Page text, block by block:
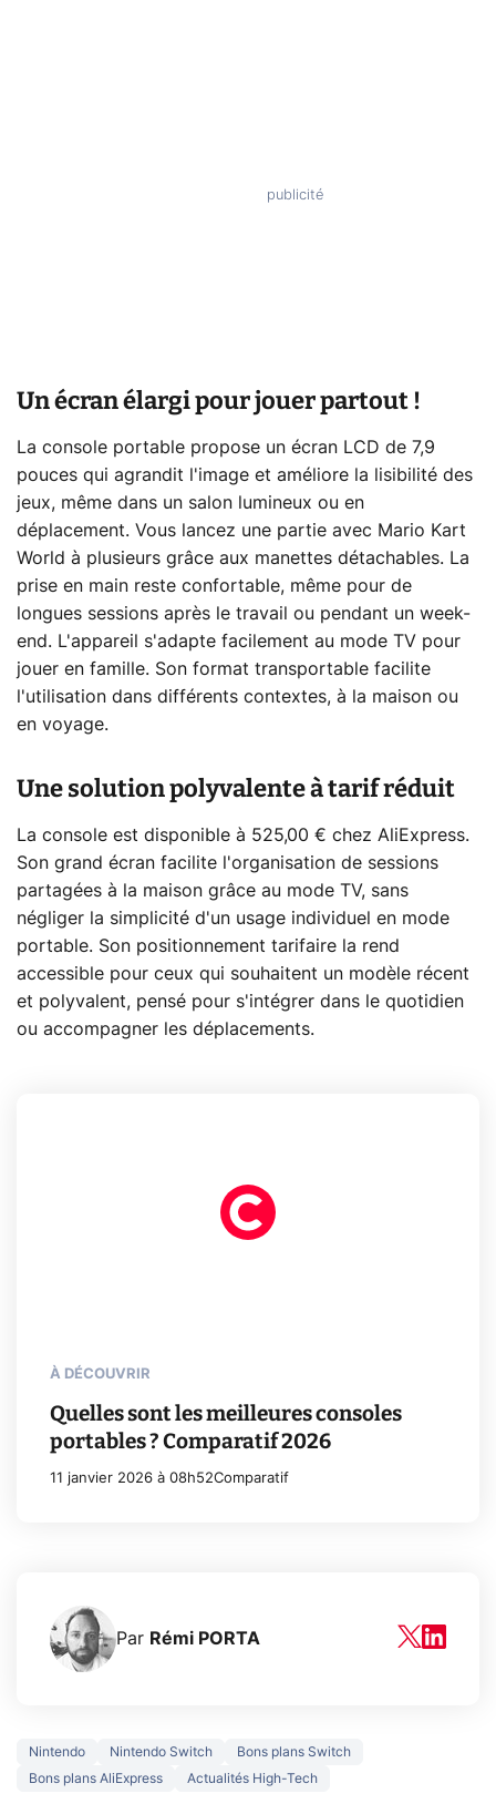
Un écran élargi pour jouer partout !
La console portable propose un écran LCD de 7,9
pouces qui agrandit l'image et améliore la lisibilité des
jeux, même dans un salon lumineux ou en
déplacement. Vous lancez une partie avec Mario Kart
World à plusieurs grâce aux manettes détachables. La
prise en main reste confortable, même pour de
longues sessions après le travail ou pendant un week-
end. L'appareil s'adapte facilement au mode TV pour
jouer en famille. Son format transportable facilite
l'utilisation dans différents contextes, à la maison ou
en voyage.
Une solution polyvalente à tarif réduit
La console est disponible à 525,00 € chez AliExpress.
Son grand écran facilite l'organisation de sessions
partagées à la maison grâce au mode TV, sans
négliger la simplicité d'un usage individuel en mode
portable. Son positionnement tarifaire la rend
accessible pour ceux qui souhaitent un modèle récent
et polyvalent, pensé pour s'intégrer dans le quotidien
ou accompagner les déplacements.
À DÉCOUVRIR
Quelles sont les meilleures consoles
portables ? Comparatif 2026
11 janvier 2026 à 08h52Comparatif
Par Rémi PORTA
Nintendo Nintendo Switch
Bons plans Switch
Bons plans AliExpress
Actualités High-Tech